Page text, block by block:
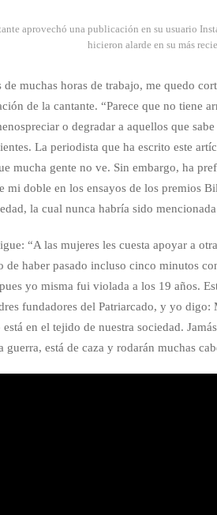
aprovechó una publicación en su usuario
hicieron alarde en su más
de muchas horas de trabajo, me quedo
de la cantante. “Parece que no tiene
o degradar a aquellos que
La periodista que ha escrito este
mucha gente no ve. Sin embargo, ha
mi doble en los ensayos de los premios
la cual nunca habría sido
“A las mujeres les cuesta apoyar a
de haber pasado incluso cinco minutos
yo misma fui violada a los 19 años.
fundadores del Patriarcado, y yo
está en el tejido de nuestra sociedad.
guerra, está de caza y rodarán muchas